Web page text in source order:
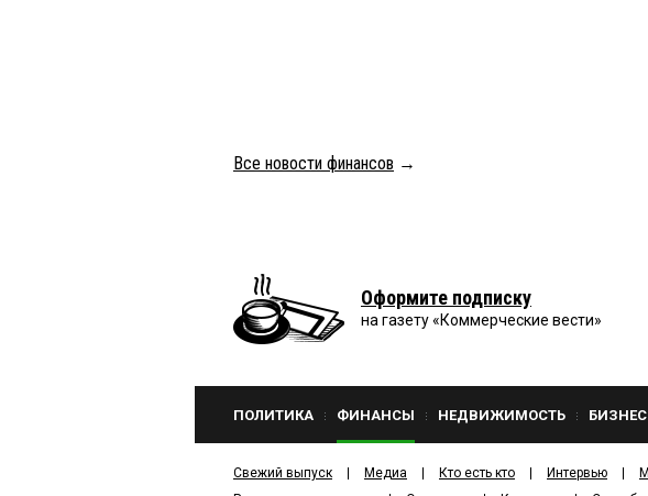
Все новости финансов →
Оформите подписку
на газету «Коммерческие вести»
ПОЛИТИКА ФИНАНСЫ НЕДВИЖИМОСТЬ БИЗНЕС
Свежий выпуск Медиа Кто есть кто Интервью